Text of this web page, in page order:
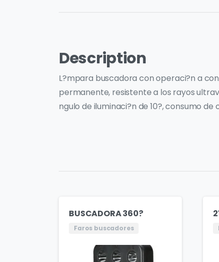
Description
L?mpara buscadora con operaci?n a
permanente, resistente a los rayos
ngulo de iluminaci?n de 10?, consumo
BUSCADORA 360?
Faros buscadores